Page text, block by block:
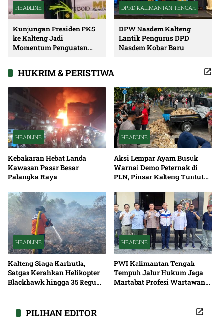
HEADLINE
Kunjungan Presiden PKS
ke Kalteng Jadi
Momentum Penguatan
DPRD KALIMANTAN TENGAH
DPW Nasdem Kalteng
Lantik Pengurus DPD
Nasdem Kobar Baru
HUKRIM & PERISTIWA
HEADLINE
Kebakaran Hebat Landa
Kawasan Pasar Besar
Palangka Raya
HEADLINE
Aksi Lempar Ayam Busuk
Warnai Demo Peternak di
PLN, Pinsar Kalteng Tuntut
HEADLINE
Kalteng Siaga Karhutla,
Satgas Kerahkan Helikopter
Blackhawk hingga 35 Regu
HEADLINE
PWI Kalimantan Tengah
Tempuh Jalur Hukum Jaga
Martabat Profesi Wartawan
PILIHAN EDITOR